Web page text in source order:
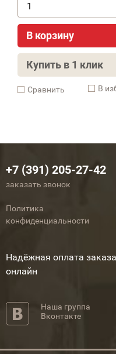
В корзину
Купить в 1 клик
Cравнить В
+7 (391) 205-27-42
заказать звонок
Политика
конфиденциальности
Надёжная оплата заказа
онлайн
Наша группа
Вконтакте